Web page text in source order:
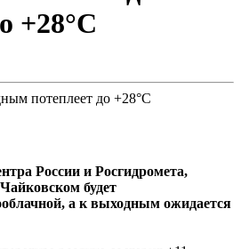
+28°C
России и Росгидромета,
будет
а к выходным ожидается